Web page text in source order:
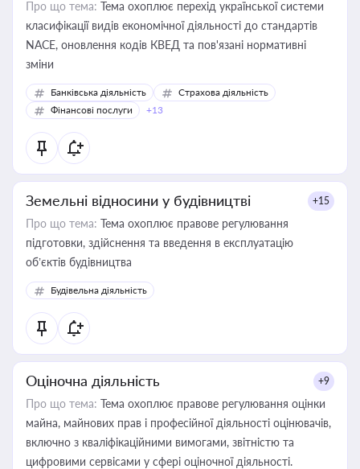
Про що тема: Тема охоплює перехід української системи
класифікації видів економічної діяльності до стандартів
NACE, оновлення кодів КВЕД та пов'язані нормативні
зміни
Банківська діяльність
Страхова діяльність
Фінансові послуги
+13
Земельні відносини у будівництві +15
Про що тема: Тема охоплює правове регулювання
підготовки, здійснення та введення в експлуатацію
об’єктів будівництва
Будівельна діяльність
Оціночна діяльність +9
Про що тема: Тема охоплює правове регулювання оцінки
майна, майнових прав і професійної діяльності оцінювачів,
включно з кваліфікаційними вимогами, звітністю та
цифровими сервісами у сфері оціночної діяльності.